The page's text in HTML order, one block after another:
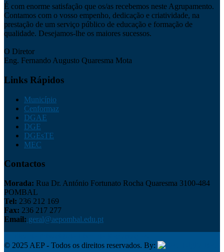
É com enorme satisfação que os/as recebemos neste Agrupamento.
Contamos com o vosso empenho, dedicação e criatividade, na
prestação de um serviço público de educação e formação de
qualidade. Desejamos-lhe os maiores sucessos.
O Diretor
Eng. Fernando Augusto Quaresma Mota
Links Rápidos
Município
Cenformaz
DGAE
DGE
DGEsTE
MEC
Contactos
Morada: Rua Dr. António Fortunato Rocha Quaresma 3100-484
POMBAL
Tel: 236 212 169
Fax: 236 217 277
Email: geral@aepombal.edu.pt
© 2025 AEP - Todos os direitos reservados. By: